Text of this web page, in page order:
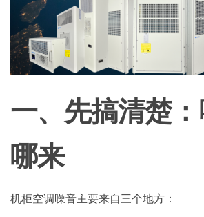
一、先搞清楚
哪来
机柜空调噪音主要来自三个地方：